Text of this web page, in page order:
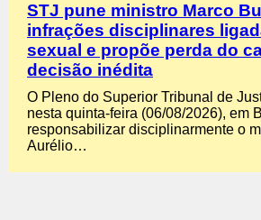
STJ pune ministro Marco
infrações disciplinares
sexual e propõe perda do
decisão inédita
O Pleno do Superior Tribunal de
nesta quinta-feira (06/08/2026), em
responsabilizar disciplinarmente o
Aurélio…